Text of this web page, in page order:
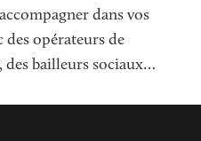
dans vos
des opérateurs de
des bailleurs sociaux…